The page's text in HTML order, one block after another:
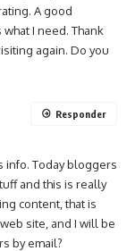
A good
I need. Thank
again. Do you
info. Today bloggers
and this is really
content, that is
site, and I will be
by email?
Responder